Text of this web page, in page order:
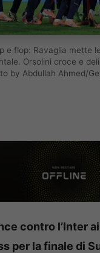
e flop: Ravaglia mette
Orsolini croce e
by Abdullah Ahmed/
contro l’Inter
per la finale di